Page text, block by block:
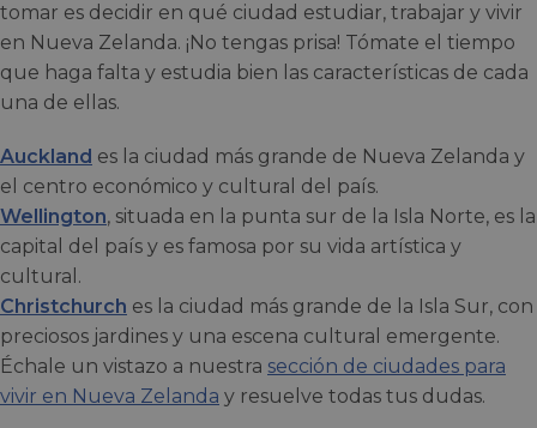
tomar es decidir en qué ciudad estudiar, trabajar y vivir
en Nueva Zelanda. ¡No tengas prisa! Tómate el tiempo
que haga falta y estudia bien las características de cada
una de ellas.
Auckland es la ciudad más grande de Nueva Zelanda y
el centro económico y cultural del país.
Wellington, situada en la punta sur de la Isla Norte, es la
capital del país y es famosa por su vida artística y
cultural.
Christchurch es la ciudad más grande de la Isla Sur, con
preciosos jardines y una escena cultural emergente.
Échale un vistazo a nuestra sección de ciudades para
vivir en Nueva Zelanda y resuelve todas tus dudas.